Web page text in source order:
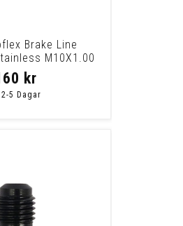
Brake Line
M10X1.00
This C
kr